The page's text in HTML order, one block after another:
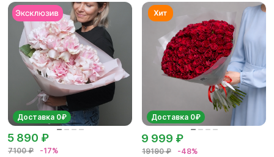
Доставка 0₽
7100 ₽ -17%
5 890 ₽
Доставка 0₽
19190 ₽ -48%
9 999 ₽